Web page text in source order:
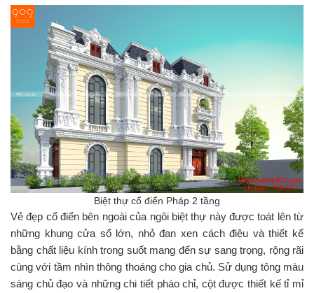
Biệt thự cổ điển Pháp 2 tầng
Vẻ đẹp cổ điển bên ngoài của ngôi biệt thự này được toát lên từ
những khung cửa sổ lớn, nhỏ đan xen cách điệu và thiết kế
bằng chất liệu kính trong suốt mang đến sự sang trọng, rộng rãi
cùng với tầm nhìn thông thoáng cho gia chủ. Sử dụng tông màu
sáng chủ đạo và những chi tiết phào chỉ, cột được thiết kế tỉ mỉ